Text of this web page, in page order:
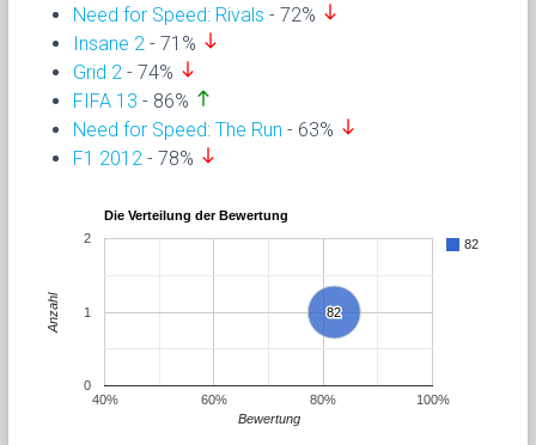
Need for Speed: Rivals - 72% south
Insane 2 - 71% south
Grid 2 - 74% south
FIFA 13 - 86% north
Need for Speed: The Run - 63% south
F1 2012 - 78% south
Die Verteilung der Bewertung
82
82
82
40% 60% 80% 100%
0
1
2
Bewertung
Anzahl